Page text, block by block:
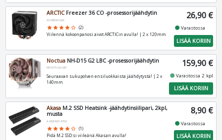
ARCTICFreezer 36 CO -prosessorijäähdytin
ACFRE00122A
star star star star star_border (2)
Viilennä kokoonpanosi aivot ARCTICin avulla! | 2 x 120mm
26,90 €
fiber_manual_recordVarastossa
LISÄÄ KORIIN
Noctua NH-D15 G2 LBC -prosessorijäähdytin
NH-D15-G2-LBC
Seuraavan sukupolven ensiluokkaista jäähdytystä! | 2 x
140mm
159,90 €
fiber_manual_recordVarastossa 2 kpl
LISÄÄ KORIIN
Akasa M.2 SSD Heatsink -jäähdytinsiilipari, 2kpl,
musta
A-M2HS01-KT02
star star star star star_border (1)
Pidä M.2 SSD:si viileänä Akasan avulla!
8,90 €
fiber_manual_recordVarastossa
LISÄÄ KORIIN